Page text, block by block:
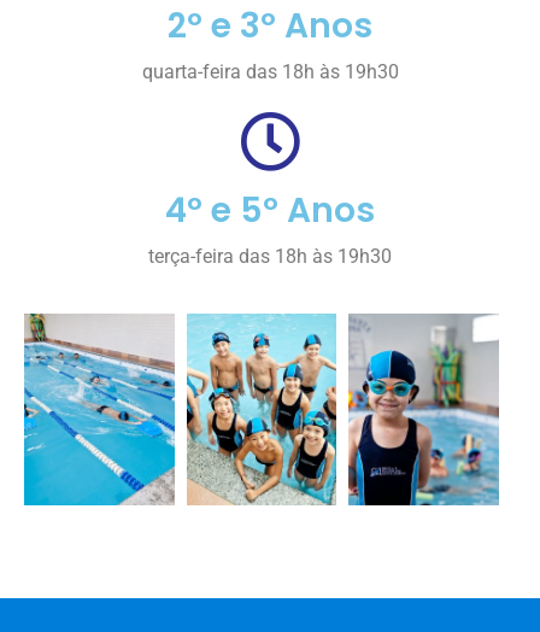
2º e 3º Anos
quarta-feira das 18h às 19h30
4º e 5º Anos
terça-feira das 18h às 19h30